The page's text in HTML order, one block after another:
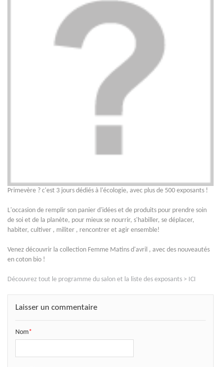
Primevère ? c'est 3 jours dédiés à l'écologie, avec plus de 500 exposants !
L'occasion de remplir son panier d'idées et de produits pour prendre soin
de soi et de la planète, pour mieux se nourrir, s'habiller, se déplacer,
habiter, cultiver , militer , rencontrer et agir ensemble!
Venez découvrir la collection Femme Matins d'avril , avec des nouveautés
en coton bio !
Découvrez tout le programme du salon et la liste des exposants > ICI
Laisser un commentaire
Nom*